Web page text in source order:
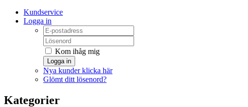
Kundservice
Logga in
Kom ihåg mig
Logga in
Nya kunder klicka här
Glömt ditt lösenord?
Kategorier